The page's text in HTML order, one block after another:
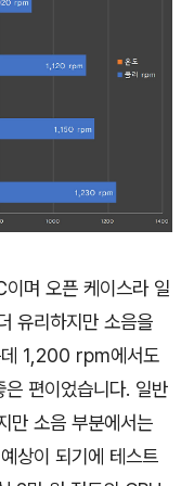
며 오픈 케이스라 일
유리하지만 소음을
데 1,200 rpm에서도
편이었습니다. 일반
만 소음 부분에서는
상이 되기에 테스트